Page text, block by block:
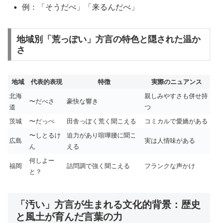
例：「そうだべ」「来るんだべ」
地域別「荒っぽい」方言の特色と隠された温か
さ
地域 代表的表現 特徴
実際のニュアンス
北海
道
〜だべさ 豪快な響き
親しみやすさも併せ持
つ
茨城
〜だっぺ 田舎っぽく荒く聞こえる コミカルで愛嬌がある
広島
〜しとるけ
ん
迫力があり喧嘩腰に聞こ
える
実は人情味がある
福岡
何しよー
と？
詰問調で強く聞こえる フランクな声かけ
「汚い」方言が生まれる文化的背景：歴史
と風土が育んだ言葉の力